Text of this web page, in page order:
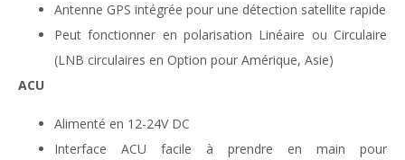
Antenne GPS intégrée pour une détection satellite rapide
Peut fonctionner en polarisation Linéaire ou Circulaire
(LNB circulaires en Option pour Amérique, Asie)
ACU
Alimenté en 12-24V DC
Interface ACU facile à prendre en main pour